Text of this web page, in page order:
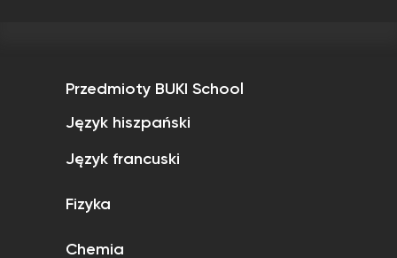
Przedmioty BUKI School
Język hiszpański
Język francuski
Fizyka
Chemia